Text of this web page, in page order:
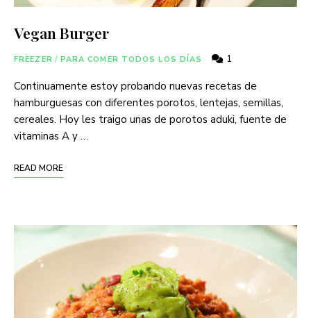
Vegan Burger
FREEZER / PARA COMER TODOS LOS DÍAS 1
Continuamente estoy probando nuevas recetas de
hamburguesas con diferentes porotos, lentejas, semillas,
cereales. Hoy les traigo unas de porotos aduki, fuente de
vitaminas A y …
READ MORE